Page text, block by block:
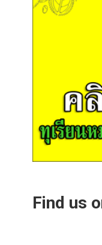
Find us